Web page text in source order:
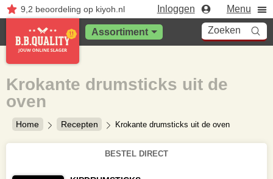
9,2 beoordelingop kiyoh.nl Inloggen Menu
Assortiment Zoeken
Home Recepten Krokante drumsticks uit de oven
Krokante drumsticks uit de
oven
BESTEL DIRECT